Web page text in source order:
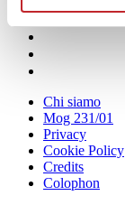
Chi siamo
Mog 231/01
Privacy
Cookie Policy
Credits
Colophon